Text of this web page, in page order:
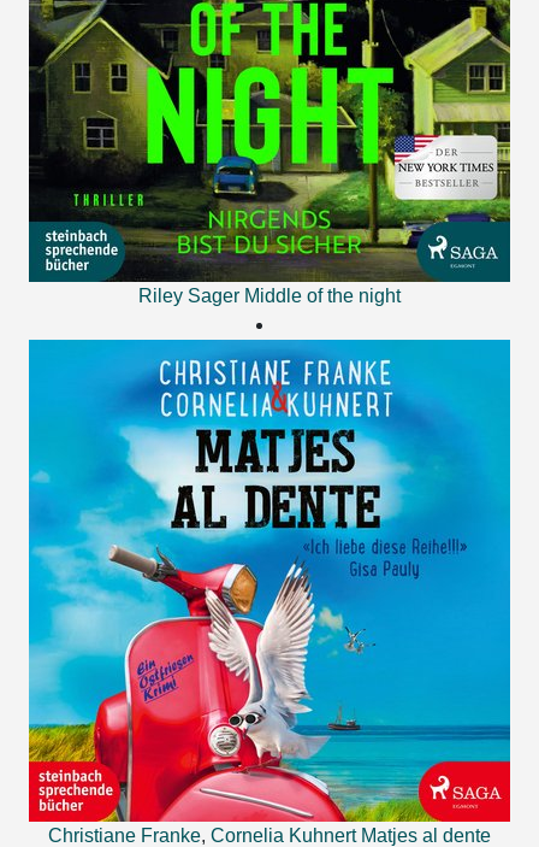
Riley Sager Middle of the night
Christiane Franke, Cornelia Kuhnert Matjes al dente